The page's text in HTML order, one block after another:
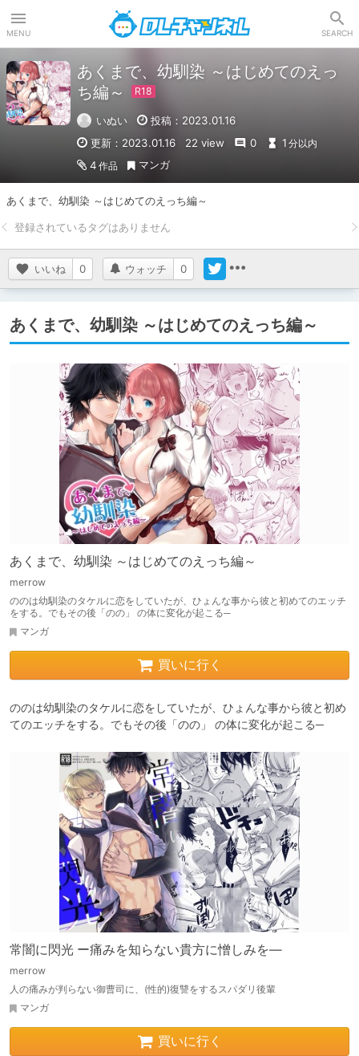
MENU SEARCH
あくまで、幼馴染 ～はじめてのえっ
ち編～
いぬい
投稿：2023.01.16
更新：2023.01.16
22 view 0 1 分以内
4 作品 マンガ
あくまで、幼馴染 ～はじめてのえっち編～
いいね 0 ウォッチ 0
あくまで、幼馴染 ～はじめてのえっち編～
あくまで、幼馴染 ～はじめてのえっち編～
merrow
ののは幼馴染のタケルに恋をしていたが、ひょんな事から彼と初めてのエッチ
をする。でもその後「のの」 の体に変化が起こる─
マンガ
買いに行く
ののは幼馴染のタケルに恋をしていたが、ひょんな事から彼と初め
常闇に閃光 ー痛みを知らない貴方に憎しみを―
merrow
人の痛みが判らない御曹司に、(性的)復讐をするスパダリ後輩
マンガ
買いに行く